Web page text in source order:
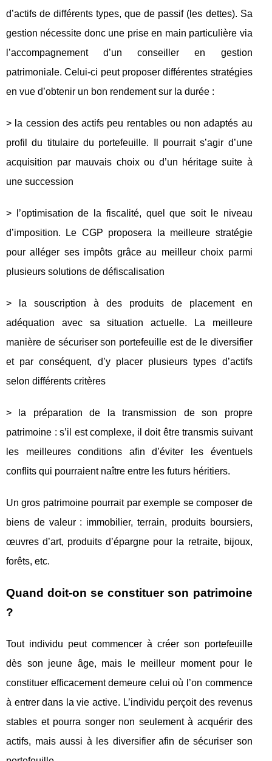
d’actifs de différents types, que de passif (les dettes). Sa
gestion nécessite donc une prise en main particulière via
l’accompagnement d’un conseiller en gestion
patrimoniale. Celui-ci peut proposer différentes stratégies
en vue d’obtenir un bon rendement sur la durée :
> la cession des actifs peu rentables ou non adaptés au
profil du titulaire du portefeuille. Il pourrait s’agir d’une
acquisition par mauvais choix ou d’un héritage suite à
une succession
> l’optimisation de la fiscalité, quel que soit le niveau
d’imposition. Le CGP proposera la meilleure stratégie
pour alléger ses impôts grâce au meilleur choix parmi
plusieurs solutions de défiscalisation
> la souscription à des produits de placement en
adéquation avec sa situation actuelle. La meilleure
manière de sécuriser son portefeuille est de le diversifier
et par conséquent, d’y placer plusieurs types d’actifs
selon différents critères
> la préparation de la transmission de son propre
patrimoine : s’il est complexe, il doit être transmis suivant
les meilleures conditions afin d’éviter les éventuels
conflits qui pourraient naître entre les futurs héritiers.
Un gros patrimoine pourrait par exemple se composer de
biens de valeur : immobilier, terrain, produits boursiers,
œuvres d’art, produits d’épargne pour la retraite, bijoux,
forêts, etc.
Quand doit-on se constituer son patrimoine
?
Tout individu peut commencer à créer son portefeuille
dès son jeune âge, mais le meilleur moment pour le
constituer efficacement demeure celui où l’on commence
à entrer dans la vie active. L’individu perçoit des revenus
stables et pourra songer non seulement à acquérir des
actifs, mais aussi à les diversifier afin de sécuriser son